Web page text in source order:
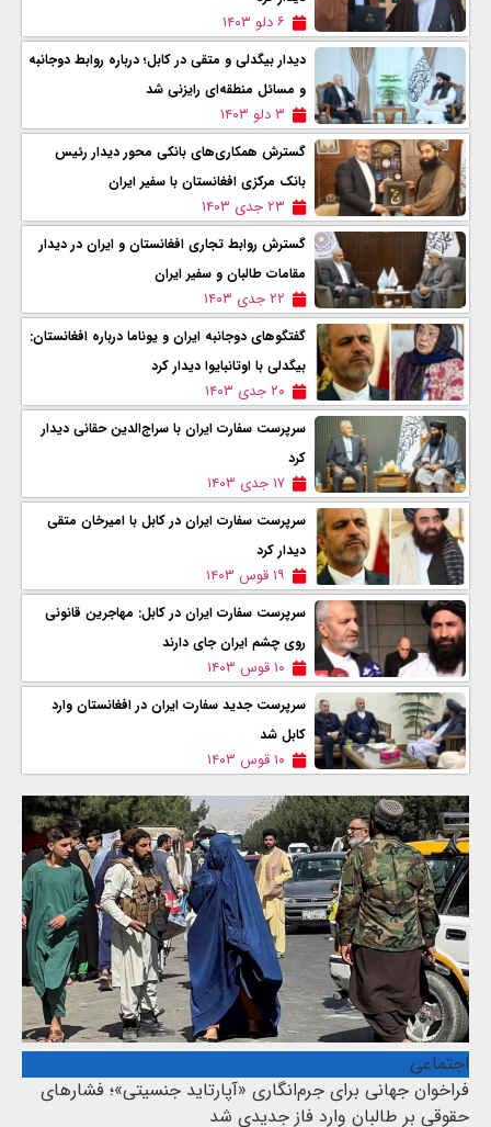
۶ دلو ۱۴۰۳
دیدار بیگدلی و متقی در کابل؛ درباره روابط دوجانبه
و مسائل منطقه‌ای رایزنی شد
۳ دلو ۱۴۰۳
گسترش همکاری‌های بانکی محور دیدار رئیس
بانک مرکزی افغانستان با سفیر ایران
۲۳ جدی ۱۴۰۳
گسترش روابط تجاری افغانستان و ایران در دیدار
مقامات طالبان و سفیر ایران
۲۲ جدی ۱۴۰۳
گفتگوهای دوجانبه ایران و یوناما درباره افغانستان:
بیگدلی با اوتانبایوا دیدار کرد
۲۰ جدی ۱۴۰۳
سرپرست سفارت ایران با سراج‌الدین حقانی دیدار
کرد
۱۷ جدی ۱۴۰۳
سرپرست سفارت ایران در کابل با امیرخان متقی
دیدار کرد
۱۹ قوس ۱۴۰۳
سرپرست سفارت ایران در کابل: مهاجرین قانونی
روی چشم ایران جای دارند
۱۰ قوس ۱۴۰۳
سرپرست جدید سفارت ایران در افغانستان وارد
کابل شد
۱۰ قوس ۱۴۰۳
اجتماعی
فراخوان جهانی برای جرم‌انگاری «آپارتاید جنسیتی»؛ فشارهای
حقوقی بر طالبان وارد فاز جدیدی شد